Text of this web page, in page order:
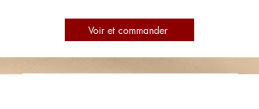
Voir et commander